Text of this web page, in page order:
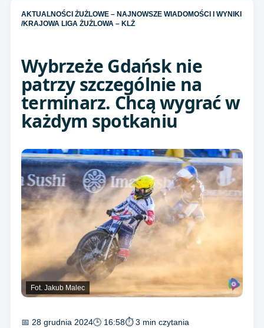
AKTUALNOŚCI ŻUŻLOWE – NAJNOWSZE WIADOMOŚCI I WYNIKI
/KRAJOWA LIGA ŻUŻLOWA – KLŻ
Wybrzeże Gdańsk nie
patrzy szczególnie na
terminarz. Chcą wygrać w
każdym spotkaniu
Fot. Jakub Malec
📅 28 grudnia 2024🕒 16:58⏱ 3 min czytania